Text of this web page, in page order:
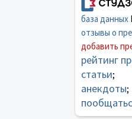
база данных
отзывы о
добавить
рейтинг
статьи;
анекдоты;